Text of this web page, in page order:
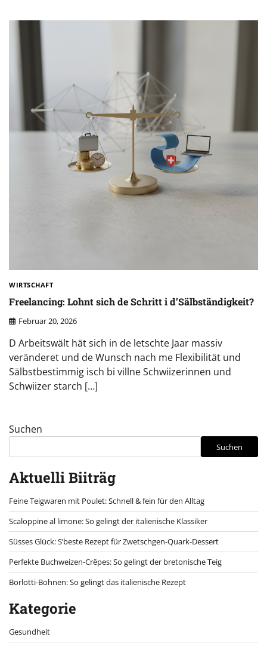
WIRTSCHAFT
Freelancing: Lohnt sich de Schritt i d’Sälbständigkeit?
Februar 20, 2026
D Arbeitswält hät sich in de letschte Jaar massiv
veränderet und de Wunsch nach me Flexibilität und
Sälbstbestimmig isch bi villne Schwiizerinnen und
Schwiizer starch […]
Suchen
Suchen
Aktuelli Biiträg
Feine Teigwaren mit Poulet: Schnell & fein für den Alltag
Scaloppine al limone: So gelingt der italienische Klassiker
Süsses Glück: S’beste Rezept für Zwetschgen-Quark-Dessert
Perfekte Buchweizen-Crêpes: So gelingt der bretonische Teig
Borlotti-Bohnen: So gelingt das italienische Rezept
Kategorie
Gesundheit